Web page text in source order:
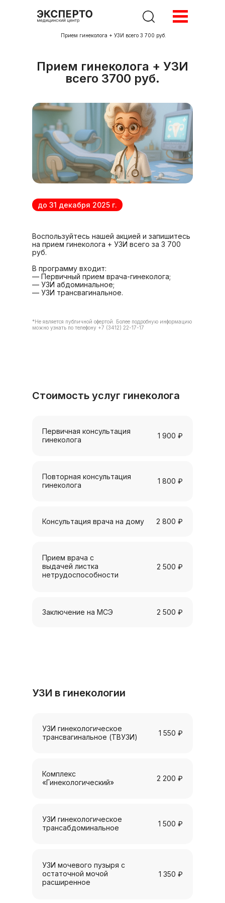
*Не является публичной офертой. Более подробную информацию
можно узнать по телефону +7 (3412) 22-17-17
Воспользуйтесь нашей акцией и запишитесь
на прием гинеколога + УЗИ всего за 3 700
руб.
В программу входит:
— Первичный прием врача-гинеколога;
— УЗИ абдоминальное;
— УЗИ трансвагинальное.
до 31 декабря 2025 г.
Прием гинеколога + УЗИ
всего 3700 руб.
Прием гинеколога + УЗИ всего 3 700 руб.
Стоимость услуг гинеколога
2 500 ₽
Заключение на МСЭ
2 500 ₽
Прием врача с
выдачей листка
нетрудоспособности
2 800 ₽
Консультация врача на дому
1 800 ₽
Повторная консультация
гинеколога
1 900 ₽
Первичная консультация
гинеколога
УЗИ в гинекологии
1 350 ₽
УЗИ мочевого пузыря с
остаточной мочой
расширенное
1 500 ₽
УЗИ гинекологическое
трансабдоминальное
2 200 ₽
Комплекс
«Гинекологический»
1 550 ₽
УЗИ гинекологическое
трансвагинальное (ТВУЗИ)